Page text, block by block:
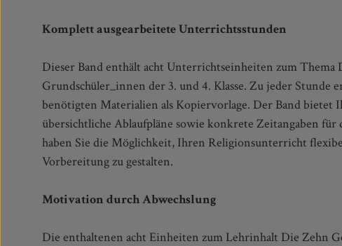
Komplett ausgearbeitete Unterrichtsstunden
Dieser Band enthält acht Unterrichtseinheiten zum Thema
Grundschüler_innen der 3. und 4. Klasse. Zu jeder Stunde
benötigten Materialien als Kopiervorlage. Der Band bietet
übersichtliche Ablaufpläne sowie konkrete Zeitangaben für
haben Sie die Möglichkeit, Ihren Religionsunterricht
Vorbereitung zu gestalten.
Motivation durch Abwechslung
Die enthaltenen acht Einheiten zum Lehrinhalt Die Zehn